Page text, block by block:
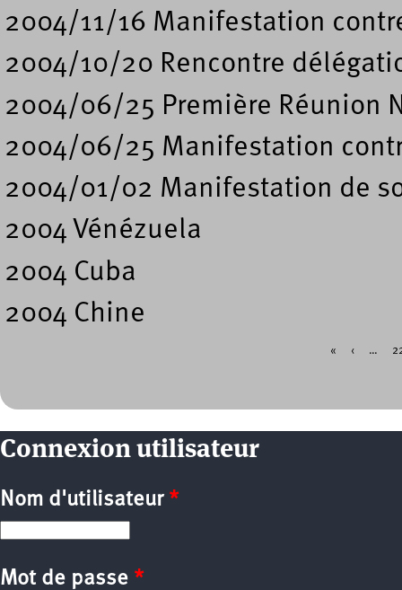
2004/11/16 Manifestation
2004/10/20 Rencontre
2004/06/25 Première Réunion
2004/06/25 Manifestation
2004/01/02 Manifestation de
2004 Vénézuela
2004 Cuba
2004 Chine
« ‹ …
Connexion utilisateur
Nom d'utilisateur *
Mot de passe *